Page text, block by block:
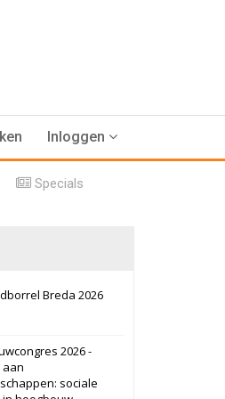
Inloggen
Specials
Breda 2026
2026 -
aan
sociale
Voormalig
politiebureau
Transformatieobject